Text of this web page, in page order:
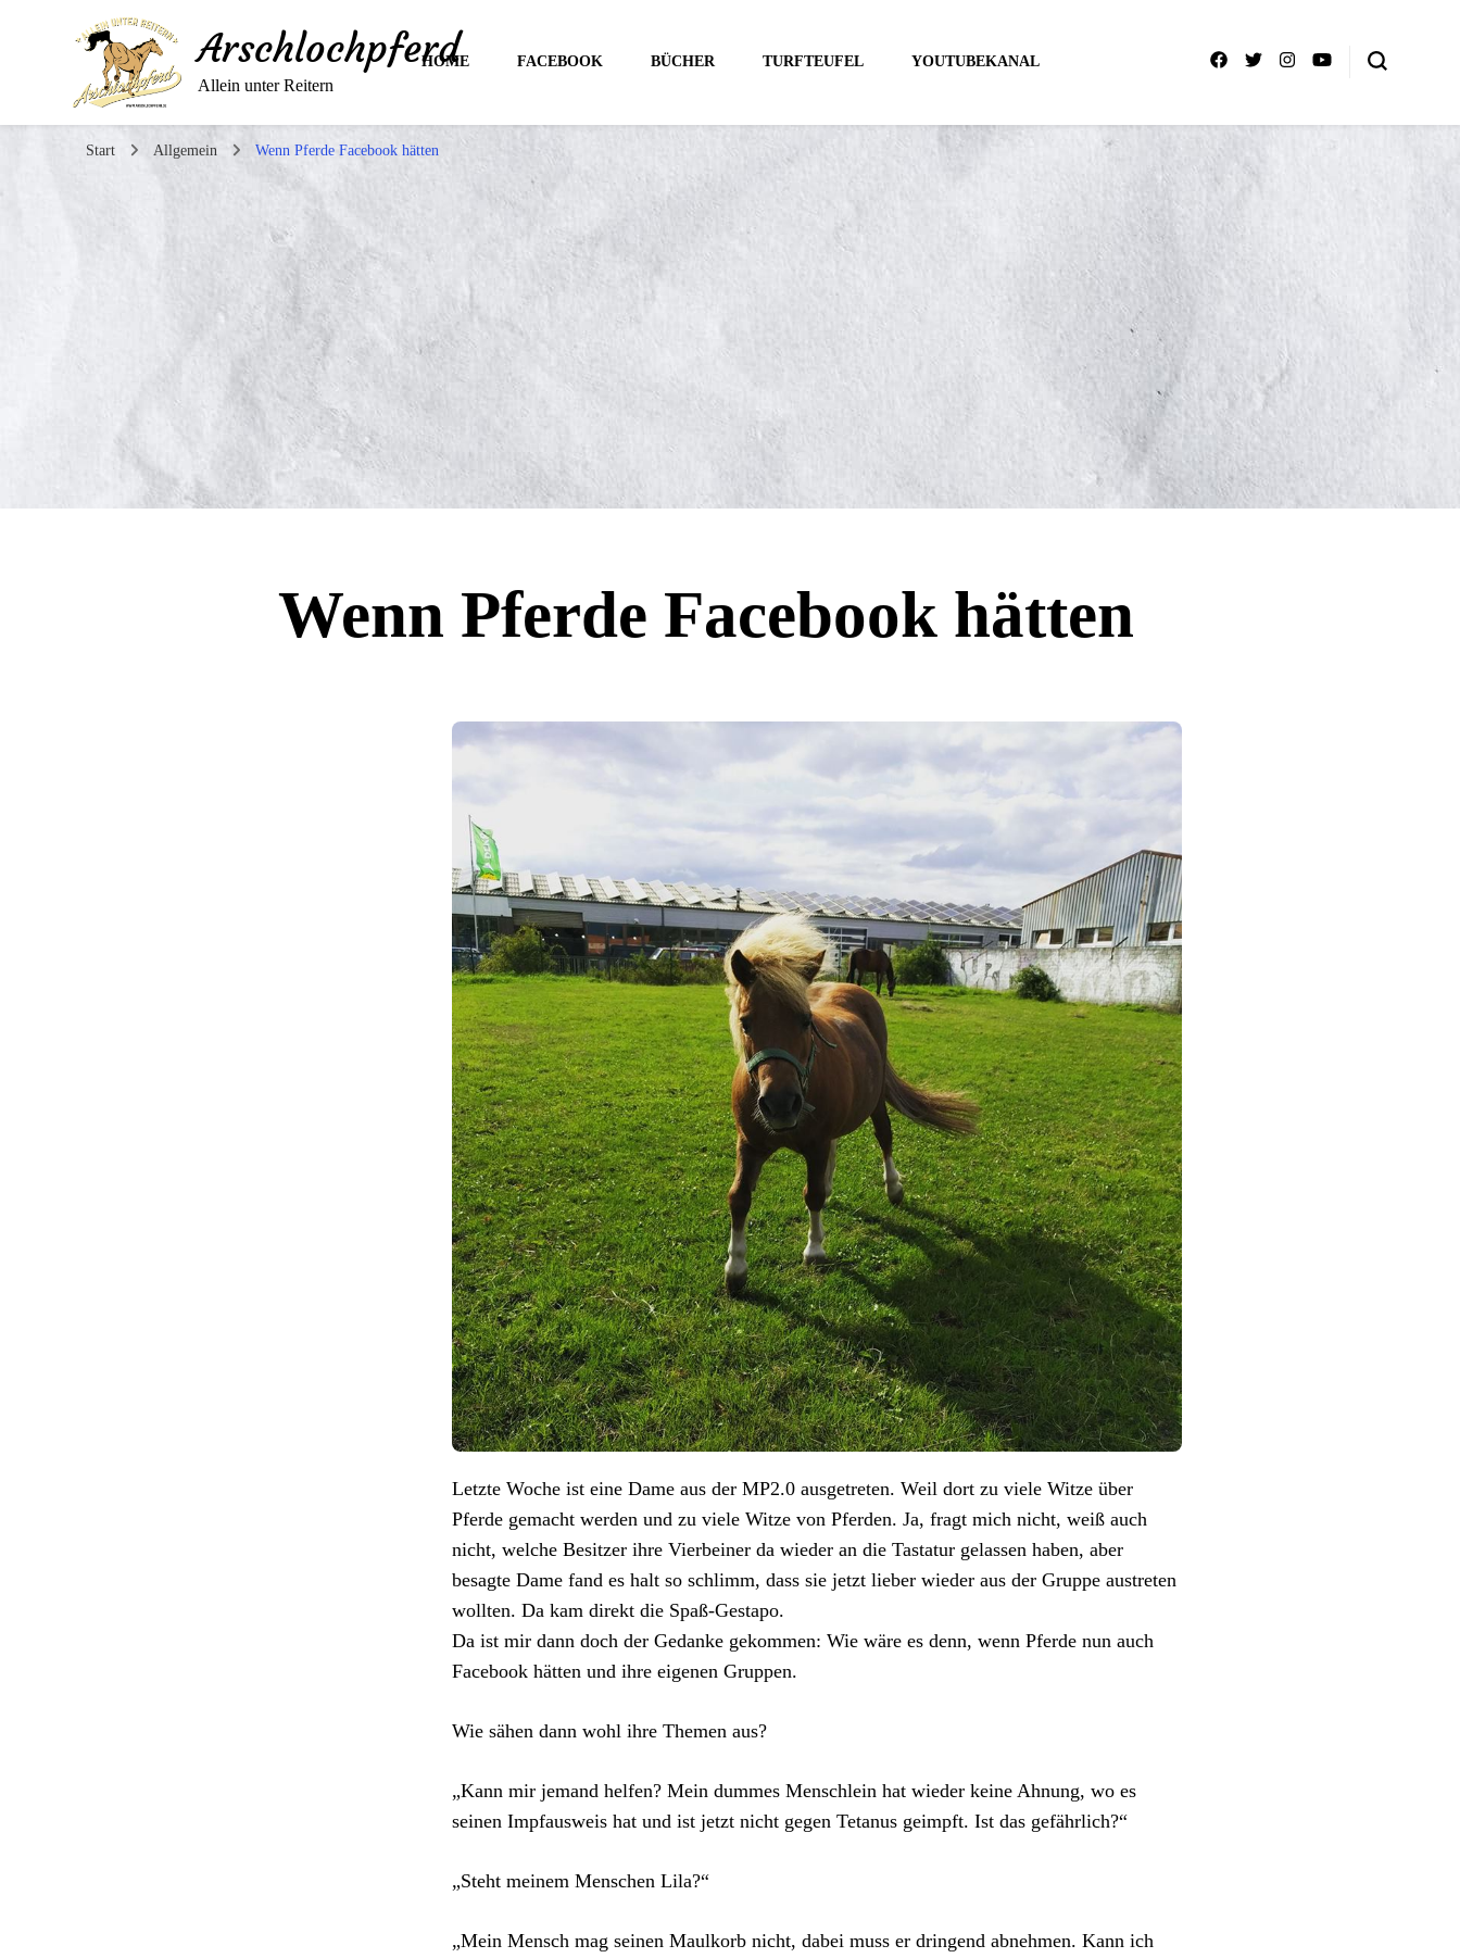
Arschlochpferd
Allein unter Reitern
HOME FACEBOOK BÜCHER TURFTEUFEL YOUTUBEKANAL
Start Allgemein Wenn Pferde Facebook hätten
Wenn Pferde Facebook hätten
Letzte Woche ist eine Dame aus der MP2.0 ausgetreten. Weil dort zu viele Witze über
Pferde gemacht werden und zu viele Witze von Pferden. Ja, fragt mich nicht, weiß auch
nicht, welche Besitzer ihre Vierbeiner da wieder an die Tastatur gelassen haben, aber
besagte Dame fand es halt so schlimm, dass sie jetzt lieber wieder aus der Gruppe austreten
wollten. Da kam direkt die Spaß-Gestapo.
Da ist mir dann doch der Gedanke gekommen: Wie wäre es denn, wenn Pferde nun auch
Facebook hätten und ihre eigenen Gruppen.
Wie sähen dann wohl ihre Themen aus?
„Kann mir jemand helfen? Mein dummes Menschlein hat wieder keine Ahnung, wo es
seinen Impfausweis hat und ist jetzt nicht gegen Tetanus geimpft. Ist das gefährlich?“
„Steht meinem Menschen Lila?“
„Mein Mensch mag seinen Maulkorb nicht, dabei muss er dringend abnehmen. Kann ich